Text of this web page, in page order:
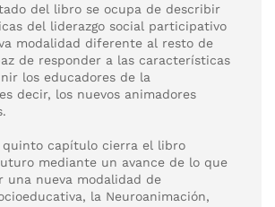
del libro se ocupa de describir
del liderazgo social participativo
modalidad diferente al resto de
de responder a las características
los educadores de la
decir, los nuevos animadores
quinto capítulo cierra el libro
mediante un avance de lo que
una nueva modalidad de
la Neuroanimación,